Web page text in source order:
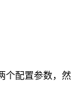
个配置参数，然